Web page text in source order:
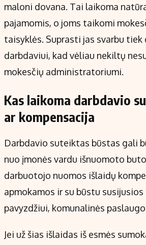
maloni dovana. Tai laikoma
pajamomis, o joms taikomi
taisyklės. Suprasti jas svarbu
darbdaviui, kad vėliau nekiltų
mokesčių administratoriumi.
Kas laikoma darbdavio
ar kompensacija
Darbdavio suteiktas būstas gali
nuo įmonės vardu išnuomoto
darbuotojo nuomos išlaidų
apmokamos ir su būstu
pavyzdžiui, komunalinės
Jei už šias išlaidas iš esmės